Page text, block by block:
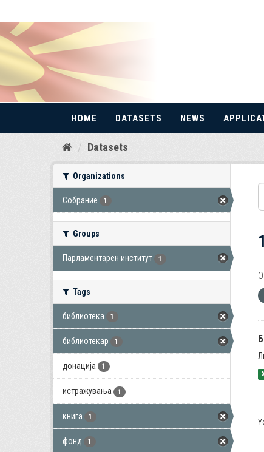
Skip
HOME DATASETS NEWS
Datasets
Organizations
Собрание 1
Groups
Парламентарен институт 1
Tags
библиотека 1
библиотекар 1
донација 1
истражувања 1
книга 1
фонд 1